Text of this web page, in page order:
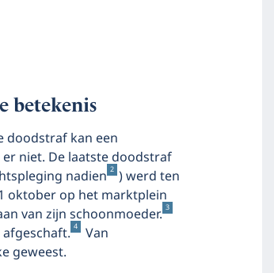
betekenis
doodstraf kan een
niet. De laatste doodstraf
nadien 2 ) werd ten
oktober op het marktplein
van zijn schoonmoeder. 3
4
Van
geweest.